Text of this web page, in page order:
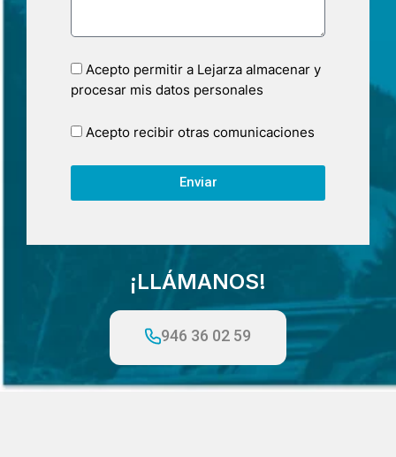
Acepto permitir a Lejarza almacenar y
procesar mis datos personales
Acepto recibir otras comunicaciones
Enviar
¡LLÁMANOS!
946 36 02 59